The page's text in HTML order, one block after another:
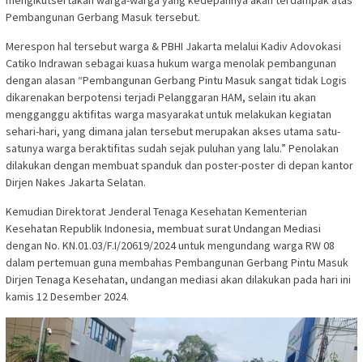
Pembangunan Gerbang Masuk tersebut.
Merespon hal tersebut warga & PBHI Jakarta melalui Kadiv Adovokasi
Catiko Indrawan sebagai kuasa hukum warga menolak pembangunan
dengan alasan “Pembangunan Gerbang Pintu Masuk sangat tidak Logis
dikarenakan berpotensi terjadi Pelanggaran HAM, selain itu akan
mengganggu aktifitas warga masyarakat untuk melakukan kegiatan
sehari-hari, yang dimana jalan tersebut merupakan akses utama satu-
satunya warga beraktifitas sudah sejak puluhan yang lalu.” Penolakan
dilakukan dengan membuat spanduk dan poster-poster di depan kantor
Dirjen Nakes Jakarta Selatan.
Kemudian Direktorat Jenderal Tenaga Kesehatan Kementerian
Kesehatan Republik Indonesia, membuat surat Undangan Mediasi
dengan No. KN.01.03/F.I/20619/2024 untuk mengundang warga RW 08
dalam pertemuan guna membahas Pembangunan Gerbang Pintu Masuk
Dirjen Tenaga Kesehatan, undangan mediasi akan dilakukan pada hari ini
kamis 12 Desember 2024.